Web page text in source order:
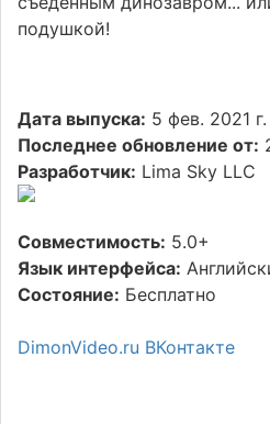
подушкой!
Дата выпуска: 5 фев. 2021 г.
Последнее обновление от:
Разработчик: Lima Sky LLC
Совместимость: 5.0+
Язык интерфейса:
Состояние: Бесплатно
DimonVideo.ru ВКонтакте